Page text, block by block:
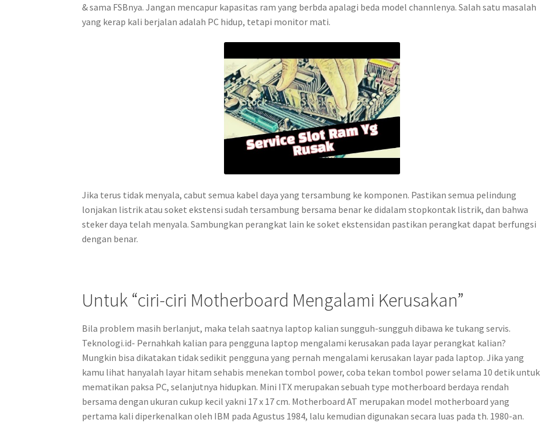
& sama FSBnya. Jangan mencapur kapasitas ram yang berbda apalagi beda model channlenya. Salah satu masalah
yang kerap kali berjalan adalah PC hidup, tetapi monitor mati.
Jika terus tidak menyala, cabut semua kabel daya yang tersambung ke komponen. Pastikan semua pelindung
lonjakan listrik atau soket ekstensi sudah tersambung bersama benar ke didalam stopkontak listrik, dan bahwa
steker daya telah menyala. Sambungkan perangkat lain ke soket ekstensidan pastikan perangkat dapat berfungsi
dengan benar.
Untuk “ciri-ciri Motherboard Mengalami Kerusakan”
Bila problem masih berlanjut, maka telah saatnya laptop kalian sungguh-sungguh dibawa ke tukang servis.
Teknologi.id- Pernahkah kalian para pengguna laptop mengalami kerusakan pada layar perangkat kalian?
Mungkin bisa dikatakan tidak sedikit pengguna yang pernah mengalami kerusakan layar pada laptop. Jika yang
kamu lihat hanyalah layar hitam sehabis menekan tombol power, coba tekan tombol power selama 10 detik untuk
mematikan paksa PC, selanjutnya hidupkan. Mini ITX merupakan sebuah type motherboard berdaya rendah
bersama dengan ukuran cukup kecil yakni 17 x 17 cm. Motherboard AT merupakan model motherboard yang
pertama kali diperkenalkan oleh IBM pada Agustus 1984, lalu kemudian digunakan secara luas pada th. 1980-an.